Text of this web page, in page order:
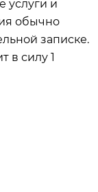
услуги и
обычно
записке.
в силу 1